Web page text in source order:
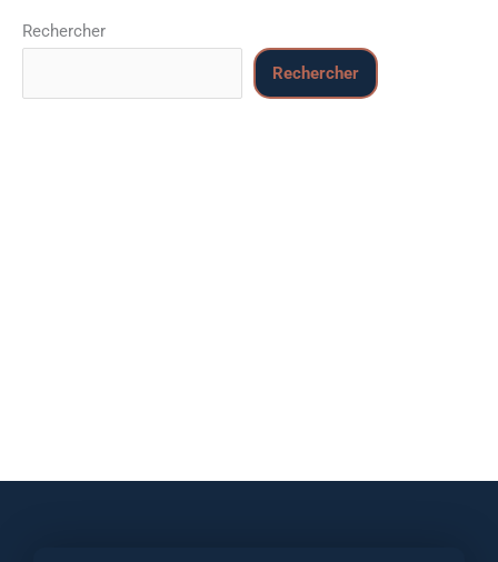
Rechercher
Rechercher